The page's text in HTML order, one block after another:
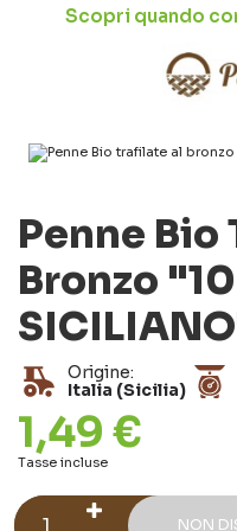
Scopri quando
Penne
Bronzo
Origine:
Italia (Sicilia)
1,49 €
Tasse incluse
NON